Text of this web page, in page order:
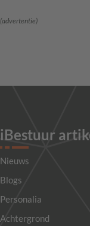
(advertentie)
iBestuur
Nieuws
Blogs
Personalia
Achtergrond